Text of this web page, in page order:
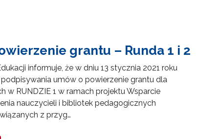
grantu – Runda 1 i 2
informuje, że w dniu 13 stycznia 2021 roku
umów o powierzenie grantu dla
w RUNDZIE 1 w ramach projektu Wsparcie
nauczycieli i bibliotek pedagogicznych
z przyg…